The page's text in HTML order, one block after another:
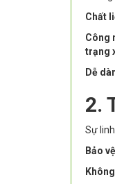
Chất
Công
trạng
Dễ
2.
Sự
Bảo